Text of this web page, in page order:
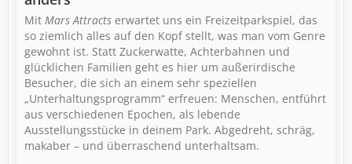
Mit Mars Attracts erwartet uns ein Freizeitparkspiel, das
so ziemlich alles auf den Kopf stellt, was man vom Genre
gewohnt ist. Statt Zuckerwatte, Achterbahnen und
glücklichen Familien geht es hier um außerirdische
Besucher, die sich an einem sehr speziellen
„Unterhaltungsprogramm“ erfreuen: Menschen, entführt
aus verschiedenen Epochen, als lebende
Ausstellungsstücke in deinem Park. Abgedreht, schräg,
makaber – und überraschend unterhaltsam.